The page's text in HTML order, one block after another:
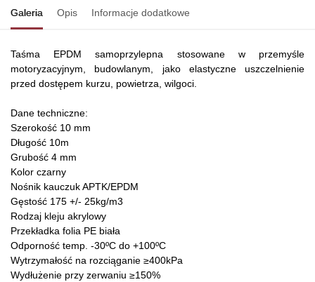
Galeria Opis Informacje dodatkowe
Taśma EPDM samoprzylepna stosowane w przemyśle
motoryzacyjnym, budowlanym, jako elastyczne uszczelnienie
przed dostępem kurzu, powietrza, wilgoci.
Dane techniczne:
Szerokość 10 mm
Długość 10m
Grubość 4 mm
Kolor czarny
Nośnik kauczuk APTK/EPDM
Gęstość 175 +/- 25kg/m3
Rodzaj kleju akrylowy
Przekładka folia PE biała
Odporność temp. -30ºC do +100ºC
Wytrzymałość na rozciąganie ≥400kPa
Wydłużenie przy zerwaniu ≥150%